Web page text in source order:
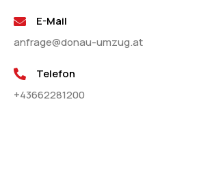
E-Mail
anfrage@donau-umzug.at
Telefon
+43662281200